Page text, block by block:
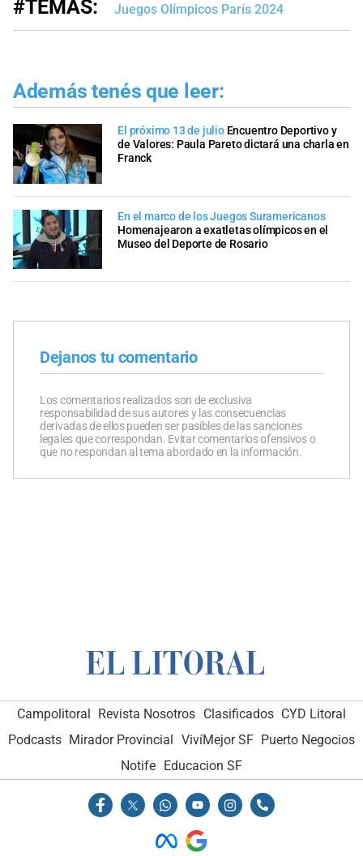
#TEMAS: Juegos Olímpicos París 2024
Además tenés que leer:
El próximo 13 de julio Encuentro Deportivo y
de Valores: Paula Pareto dictará una charla en
Franck
En el marco de los Juegos Suramericanos
Homenajearon a exatletas olímpicos en el
Museo del Deporte de Rosario
Dejanos tu comentario
Los comentarios realizados son de exclusiva
responsabilidad de sus autores y las consecuencias
derivadas de ellos pueden ser pasibles de las sanciones
legales que correspondan. Evitar comentarios ofensivos o
que no respondan al tema abordado en la información.
Campolitoral Revista Nosotros Clasificados CYD Litoral
Podcasts Mirador Provincial VivíMejor SF Puerto Negocios
Notife Educacion SF